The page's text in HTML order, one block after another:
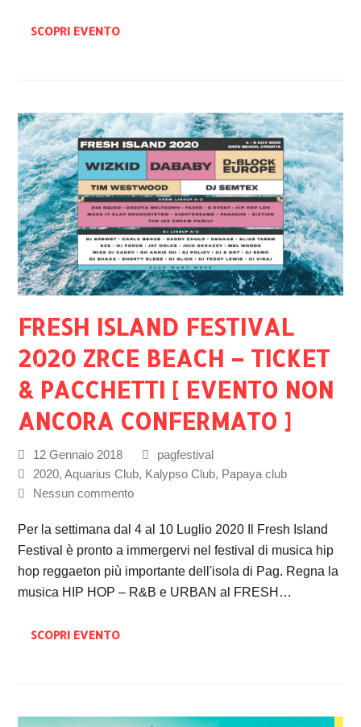
SCOPRI EVENTO
FRESH ISLAND FESTIVAL
2020 ZRCE BEACH – TICKET
& PACCHETTI [ EVENTO NON
ANCORA CONFERMATO ]
12 Gennaio 2018
pagfestival
2020,Aquarius Club, Kalypso Club, Papaya club
Nessun commento
Per la settimana dal 4 al 10 Luglio 2020 Il Fresh Island
Festival è pronto a immergervi nel festival di musica hip
hop reggaeton più importante dell'isola di Pag. Regna la
musica HIP HOP – R&B e URBAN al FRESH…
SCOPRI EVENTO